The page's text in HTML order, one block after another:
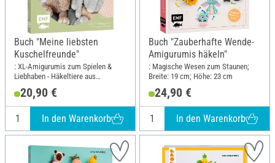
Buch "Meine liebsten
Kuschelfreunde"
: XL-Amigurumis zum Spielen &
Liebhaben - Häkeltiere aus
21.6 cm
20,90 €
In den Warenkorb
Buch "Zauberhafte Wende-
Amigurumis häkeln"
: Magische Wesen zum Staunen;
Breite: 19 cm; Höhe: 23 cm
24,90 €
In den Warenkorb